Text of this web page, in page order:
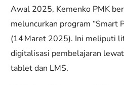
Awal 2025, Kemenko PMK
meluncurkan program “Smart
(14 Maret 2025). Ini meliputi
digitalisasi pembelajaran
tablet dan LMS.